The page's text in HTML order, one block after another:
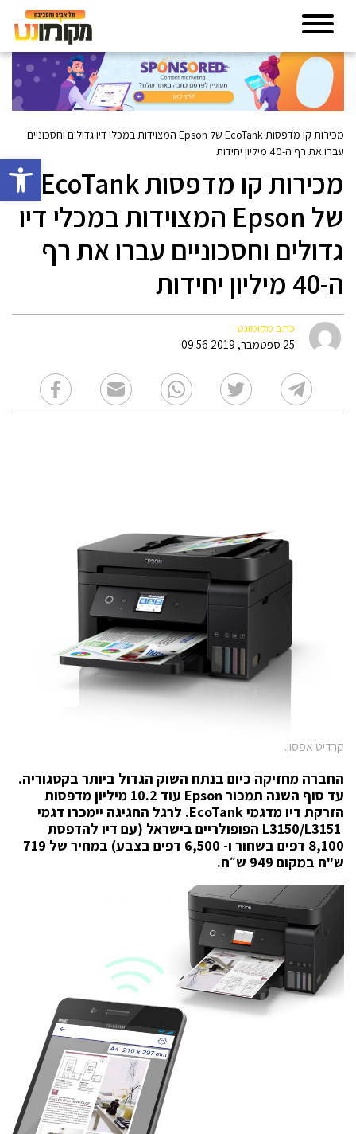
פתח
מכירות קו מדפסות EcoTank של Epson המצוידות במכלי דיו גדולים וחסכוניים
עברו את רף ה-40 מיליון יחידות
מכירות קו מדפסות EcoTank
של Epson המצוידות במכלי דיו
גדולים וחסכוניים עברו את רף
ה-40 מיליון יחידות
כתב מקומונט
25 ספטמבר, 2019 09:56
קרדיט אפסון.
החברה מחזיקה כיום בנתח השוק הגדול ביותר בקטגוריה.
עד סוף השנה תמכור Epson
עוד 10.2 מיליון מדפסות
הזרקת דיו מדגמיEcoTank. לרגל החגיגה יימכרו דגמי
הפופולריים בישראל (עם דיו להדפסת
8,100 דפים בשחור ו- 6,500 דפים בצבע) במחיר של 719
ש"ח במקום 949 ש״ח.